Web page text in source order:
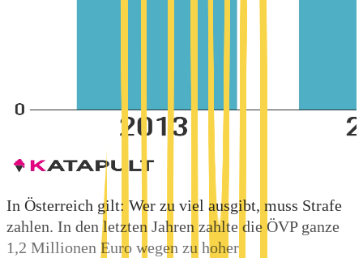
In Österreich gilt: Wer zu viel ausgibt, muss Strafe
zahlen. In den letzten Jahren zahlte die ÖVP ganze
1,2 Millionen Euro wegen zu hoher